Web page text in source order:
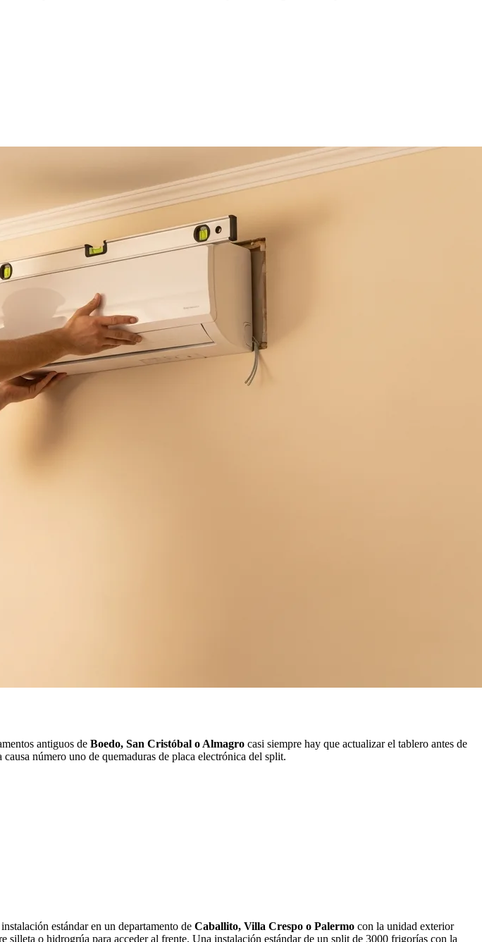
antiguos de Boedo, San Cristóbal o Almagro casi siempre hay que actualizar el tablero antes de
número uno de quemaduras de placa electrónica del split.
estándar en un departamento de Caballito, Villa Crespo o Palermo con la unidad exterior
silleta o hidrogrúa para acceder al frente. Una instalación estándar de un split de 3000 frigorías con la